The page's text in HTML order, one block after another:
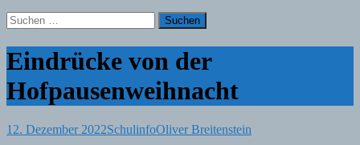
Suchen
nach:
Eindrücke von der
Hofpausenweihnacht
12. Dezember 2022SchulinfoOliver Breitenstein